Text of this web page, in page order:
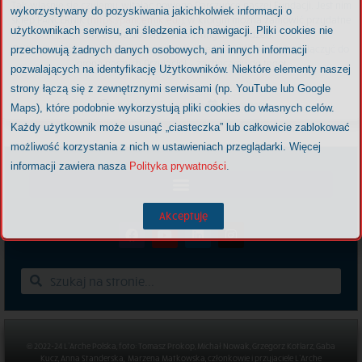
Tak właśnie się czujemy, witając nowego Darczyńcę naszej Fundacji. Jest nim
sklep PANCERNIK (
https://pancernik.eu/
), w którym można zamówić przydatne
akcesoria do telefonów i innych urządzeń.
Dziękujemy za pomoc. Przypominamy też, że każda firma może dołączyć do
grona naszych Przyjaciół – zachęcamy do tego!
Wspólnota we Wrocławiu 9 lipca, 2019
© 2022-24 L’Arche Polska, foto: Tomasz Prokop, Michał Nowak, Grzegorz Kotlarz, Gaba
Kucz, Anna Standerska, Marzena Matkowska, członkowie i przyjaciele L’Arche
wykorzystywany do pozyskiwania jakichkolwiek informacji o
użytkownikach serwisu, ani śledzenia ich nawigacji. Pliki cookies nie
przechowują żadnych danych osobowych, ani innych informacji
pozwalających na identyfikację Użytkowników. Niektóre elementy naszej
strony łączą się z zewnętrznymi serwisami (np. YouTube lub Google
Maps), które podobnie wykorzystują pliki cookies do własnych celów.
Każdy użytkownik może usunąć „ciasteczka” lub całkowicie zablokować
możliwość korzystania z nich w ustawieniach przeglądarki. Więcej
informacji zawiera nasza Polityka prywatności.
Akceptuję